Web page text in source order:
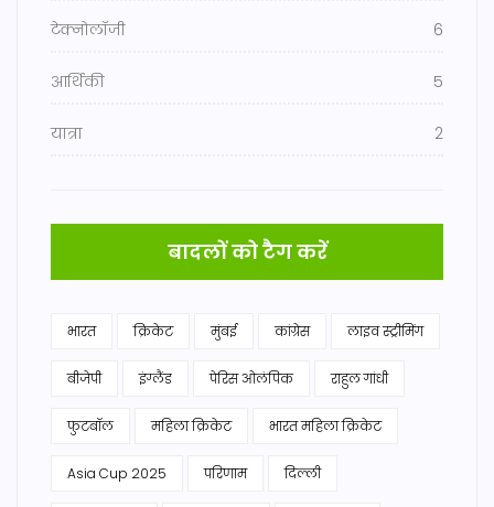
टेक्नोलॉजी 6
आर्थिकी 5
यात्रा 2
बादलों को टैग करें
भारत क्रिकेट मुंबई कांग्रेस लाइव स्ट्रीमिंग
बीजेपी इंग्लैंड पेरिस ओलंपिक राहुल गांधी
फुटबॉल महिला क्रिकेट भारत महिला क्रिकेट
Asia Cup 2025 परिणाम दिल्ली